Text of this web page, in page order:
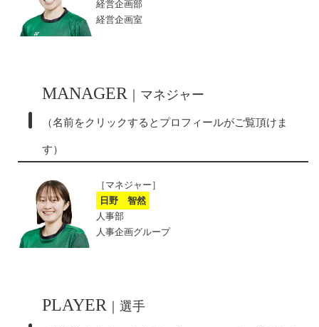
経営企画部
経営企画室
MANAGER ｜マネジャー
（名前をクリックするとプロフィールがご覧頂けま
す）
［マネジャー］
日野 智然
人事部
人事企画グループ
PLAYER ｜選手